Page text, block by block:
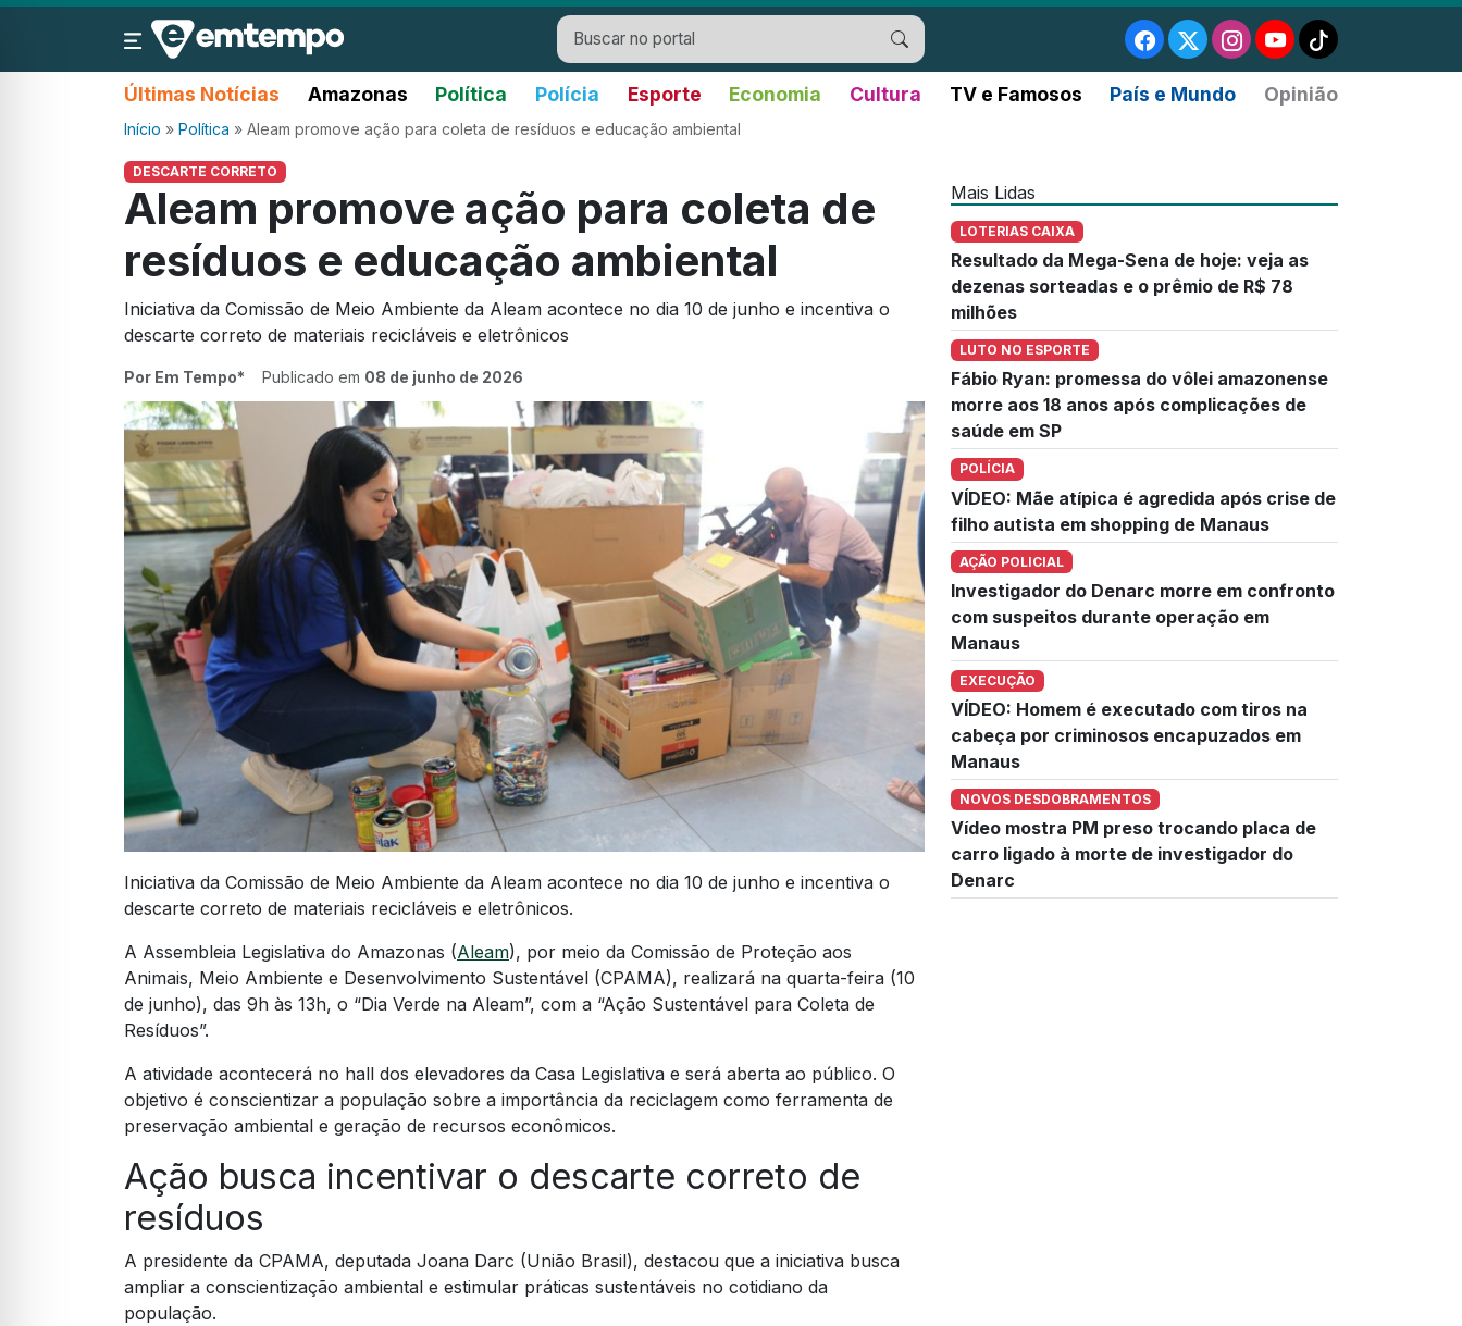
Últimas Notícias Amazonas Política Polícia Esporte Economia Cultura TV e Famosos País e Mundo Opinião
Início » Política » Aleam promove ação para coleta de resíduos e educação ambiental
DESCARTE CORRETO
Aleam promove ação para coleta de
resíduos e educação ambiental
Iniciativa da Comissão de Meio Ambiente da Aleam acontece no dia 10 de junho e incentiva o
descarte correto de materiais recicláveis e eletrônicos
Por Em Tempo* Publicado em 08 de junho de 2026
Iniciativa da Comissão de Meio Ambiente da Aleam acontece no dia 10 de junho e incentiva o
descarte correto de materiais recicláveis e eletrônicos.
A Assembleia Legislativa do Amazonas (Aleam), por meio da Comissão de Proteção aos
Animais, Meio Ambiente e Desenvolvimento Sustentável (CPAMA), realizará na quarta-feira (10
de junho), das 9h às 13h, o “Dia Verde na Aleam”, com a “Ação Sustentável para Coleta de
Resíduos”.
A atividade acontecerá no hall dos elevadores da Casa Legislativa e será aberta ao público. O
objetivo é conscientizar a população sobre a importância da reciclagem como ferramenta de
preservação ambiental e geração de recursos econômicos.
Ação busca incentivar o descarte correto de
resíduos
A presidente da CPAMA, deputada Joana Darc (União Brasil), destacou que a iniciativa busca
ampliar a conscientização ambiental e estimular práticas sustentáveis no cotidiano da
população.
Mais Lidas
LOTERIAS CAIXA
Resultado da Mega-Sena de hoje: veja as
dezenas sorteadas e o prêmio de R$ 78
milhões
LUTO NO ESPORTE
Fábio Ryan: promessa do vôlei amazonense
morre aos 18 anos após complicações de
saúde em SP
POLÍCIA
VÍDEO: Mãe atípica é agredida após crise de
filho autista em shopping de Manaus
AÇÃO POLICIAL
Investigador do Denarc morre em confronto
com suspeitos durante operação em
Manaus
EXECUÇÃO
VÍDEO: Homem é executado com tiros na
cabeça por criminosos encapuzados em
Manaus
NOVOS DESDOBRAMENTOS
Vídeo mostra PM preso trocando placa de
carro ligado à morte de investigador do
Denarc